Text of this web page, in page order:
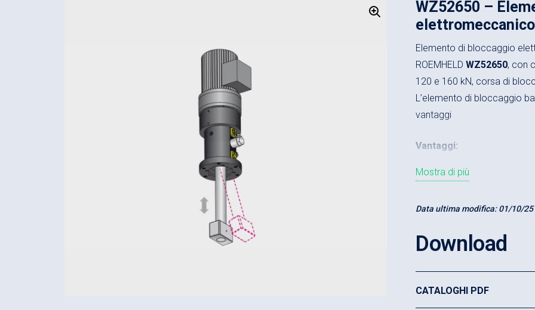
WZ52650 –
Elemento di bloccaggio
ROEMHELD WZ52650, con
120 e 160 kN, corsa di
L’elemento di bloccaggio
vantaggi
Vantaggi:
Elevata capacità di
Lunghezza del tirante
Elevata sicurezza
sequenza automatica
Comando
Costruzione
Mostra di più
Data ultima modifica:01/10/25
Download
CATALOGHI PDF